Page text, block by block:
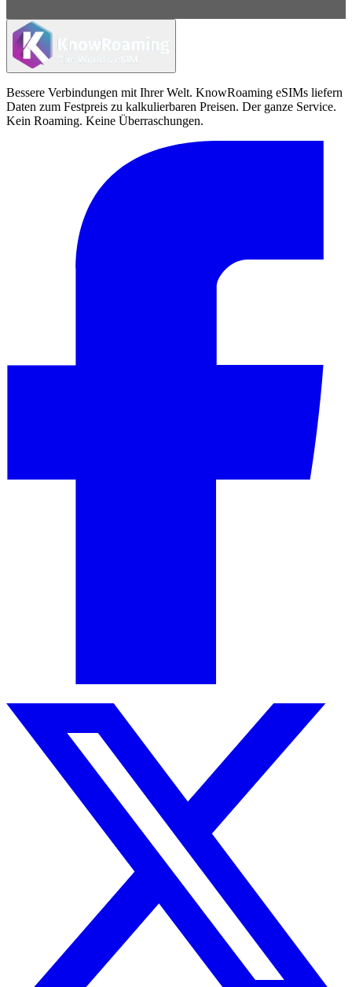
Bessere Verbindungen mit Ihrer Welt. KnowRoaming eSIMs liefern
Daten zum Festpreis zu kalkulierbaren Preisen. Der ganze Service.
Kein Roaming. Keine Überraschungen.